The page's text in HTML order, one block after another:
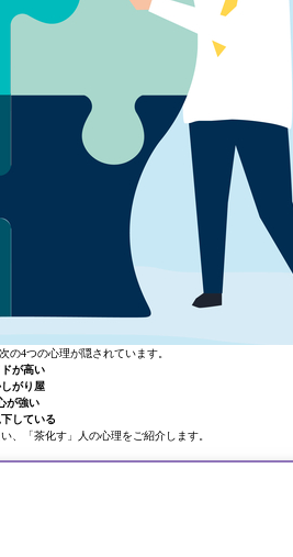
の4つの心理が隠されています。
ドが高い
しがり屋
が強い
下している
、「茶化す」人の心理をご紹介します。